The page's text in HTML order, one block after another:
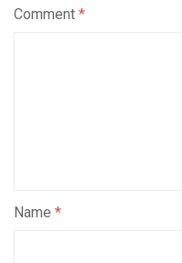
Comment *
Name *